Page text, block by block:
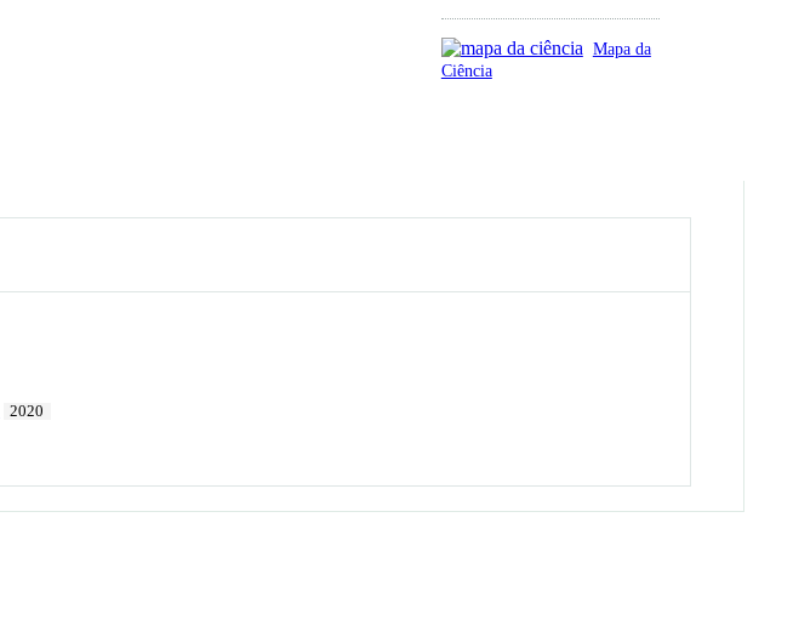
Mapa da
Ciência
2020